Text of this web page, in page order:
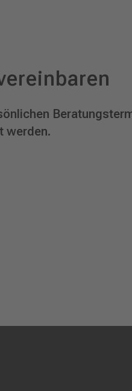
werden.